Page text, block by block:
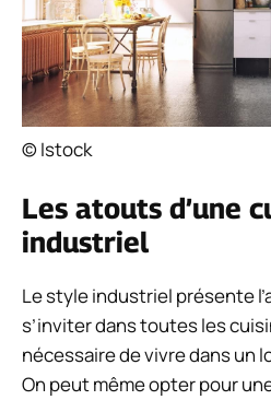
© Istock
Les atouts d’une
industriel
Le style industriel présente
s’inviter dans toutes les
nécessaire de vivre dans un
On peut même opter pour